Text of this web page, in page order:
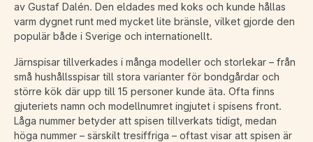
av Gustaf Dalén. Den eldades med koks och kunde hållas
varm dygnet runt med mycket lite bränsle, vilket gjorde den
populär både i Sverige och internationellt.
Järnspisar tillverkades i många modeller och storlekar – från
små hushållsspisar till stora varianter för bondgårdar och
större kök där upp till 15 personer kunde äta. Ofta finns
gjuteriets namn och modellnumret ingjutet i spisens front.
Låga nummer betyder att spisen tillverkats tidigt, medan
höga nummer – särskilt tresiffriga – oftast visar att spisen är